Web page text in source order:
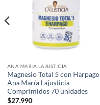
ANA MARIA LAJUSTICIA
Magnesio Total 5 con Harpago
Ana María Lajusticia
Comprimidos 70 unidades
$27.990